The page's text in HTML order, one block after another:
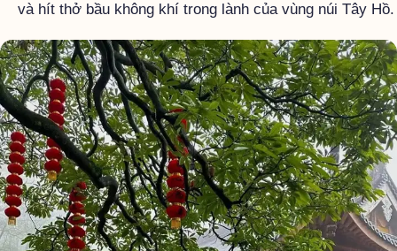
và hít thở bầu không khí trong lành của vùng núi Tây Hồ.